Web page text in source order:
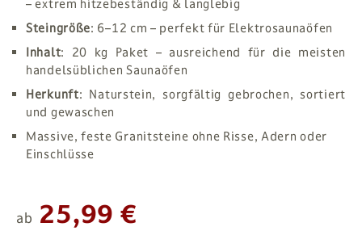
– extrem hitzebeständig & langlebig
Steingröße: 6–12 cm – perfekt für Elektrosaunaöfen
Inhalt: 20 kg Paket – ausreichend für die meisten
handelsüblichen Saunaöfen
Herkunft: Naturstein, sorgfältig gebrochen, sortiert
und gewaschen
Massive, feste Granitsteine ohne Risse, Adern oder
Einschlüsse
ab 25,99 €